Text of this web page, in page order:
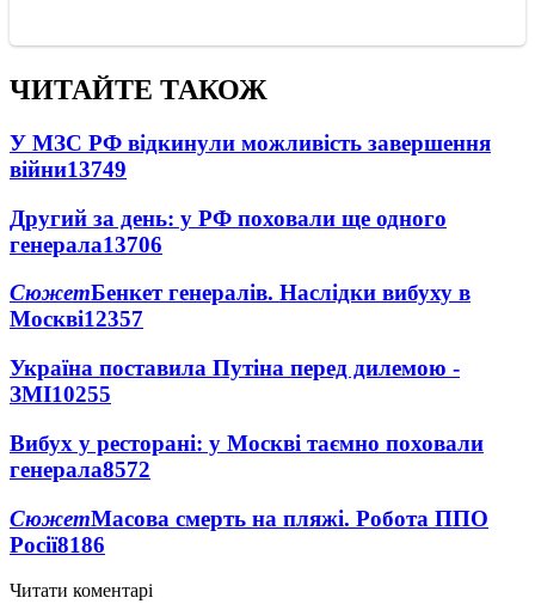
ЧИТАЙТЕ ТАКОЖ
У МЗС РФ відкинули можливість завершення
війни13749
Другий за день: у РФ поховали ще одного
генерала13706
СюжетБенкет генералів. Наслідки вибуху в
Москві12357
Україна поставила Путіна перед дилемою -
ЗМІ10255
Вибух у ресторані: у Москві таємно поховали
генерала8572
СюжетМасова смерть на пляжі. Робота ППО
Росії8186
Читати коментарі